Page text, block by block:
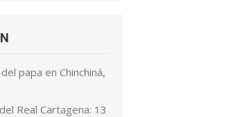
papa en Chinchiná,
Real Cartagena: 13